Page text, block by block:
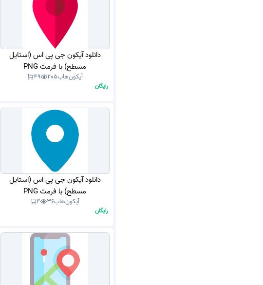
دانلود آیکون جی پی اس (استایل
مسطح) با فرمت PNG
آیکون‌هاب205
49
رایگان
دانلود آیکون جی پی اس (استایل
مسطح) با فرمت PNG
آیکون‌هاب36
4
رایگان